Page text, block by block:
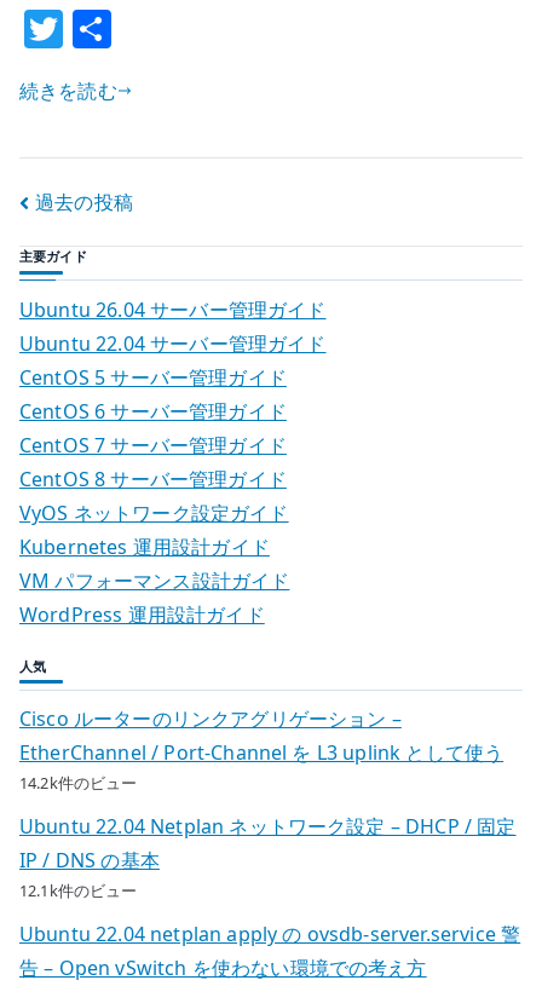
定
–
input
責
務
を
分
け
る
へ
の
T
w
it
te
r
続きを読む
投
稿
ナ
ビ
ゲ
ー
シ
ョ
ン
過去の投稿
主要ガイド
Ubuntu 26.04 サーバー管理ガイド
Ubuntu 22.04 サーバー管理ガイド
CentOS 5 サーバー管理ガイド
CentOS 6 サーバー管理ガイド
CentOS 7 サーバー管理ガイド
CentOS 8 サーバー管理ガイド
VyOS ネットワーク設定ガイド
Kubernetes 運用設計ガイド
VM パフォーマンス設計ガイド
WordPress 運用設計ガイド
人気
Cisco ルーターのリンクアグリゲーション –
EtherChannel / Port-Channel を L3 uplink として使う
14.2k件のビュー
Ubuntu 22.04 Netplan ネットワーク設定 – DHCP / 固定
IP / DNS の基本
12.1k件のビュー
Ubuntu 22.04 netplan apply の ovsdb-server.service 警
告 – Open vSwitch を使わない環境での考え方